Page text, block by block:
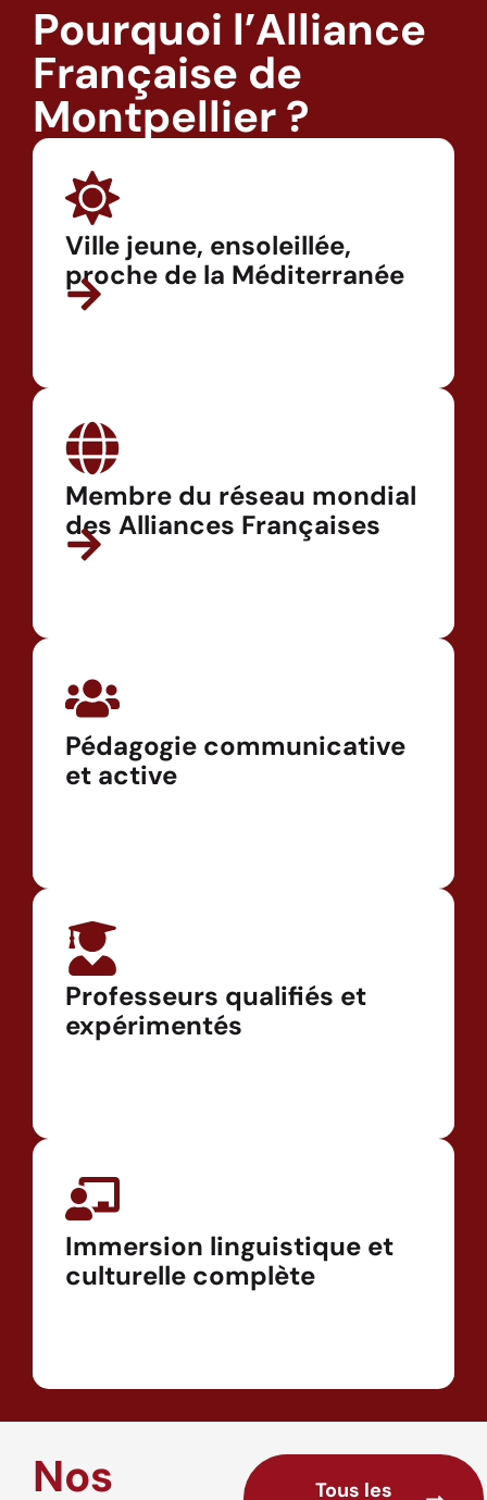
Pourquoi l’Alliance
Française de
Montpellier ?
Ville jeune, ensoleillée,
proche de la Méditerranée
Membre du réseau mondial
des Alliances Françaises
Pédagogie communicative
et active
Professeurs qualifiés et
expérimentés
Immersion linguistique et
culturelle complète
Nos Tous les